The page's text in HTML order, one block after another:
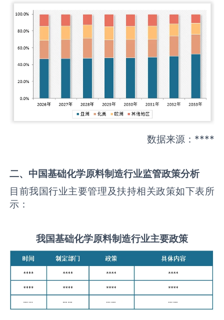
数据来源：****
二、中国基础化学原料制造行业监管政策分析
目前我国行业主要管理及扶持相关政策如下表所
示：
我国基础化学原料制造行业主要政策